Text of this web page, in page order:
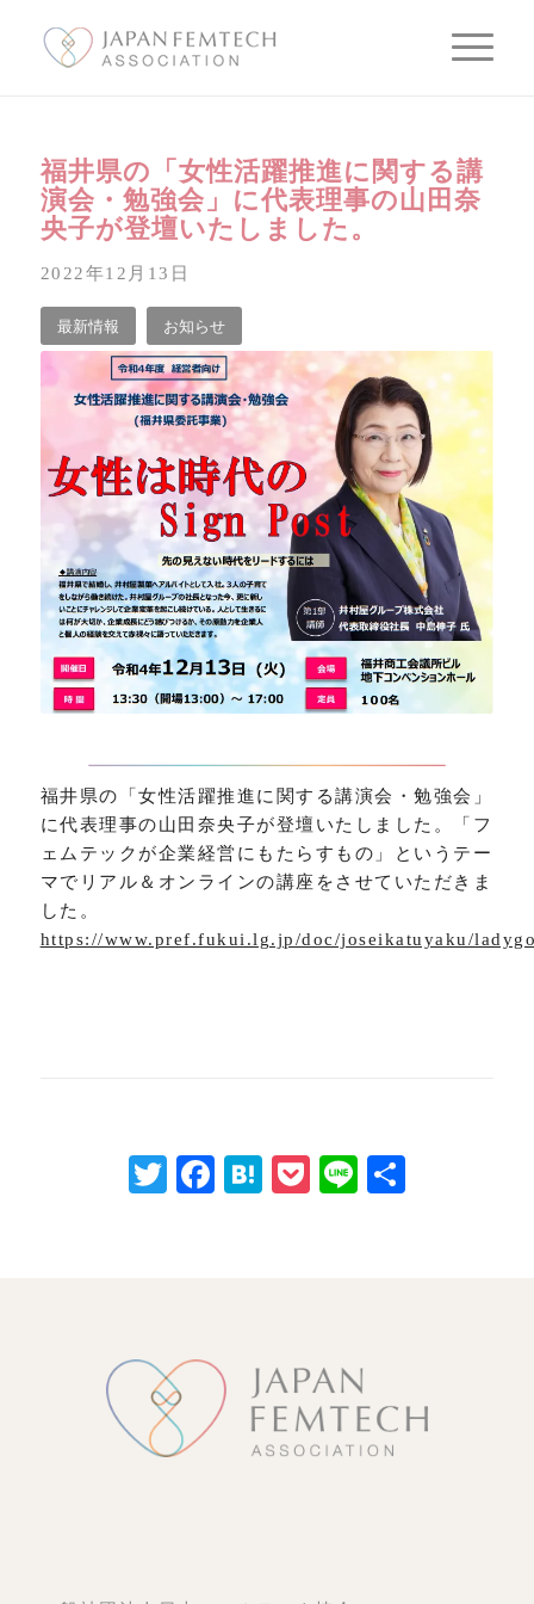
福井県の「女性活躍推進に関する講
演会・勉強会」に代表理事の山田奈
央子が登壇いたしました。
2022年12月13日
最新情報 お知らせ
福井県の「女性活躍推進に関する講演会・勉強会」
に代表理事の山田奈央子が登壇いたしました。「フ
ェムテックが企業経営にもたらすもの」というテー
マでリアル＆オンラインの講座をさせていただきま
した。
https://www.pref.fukui.lg.jp/doc/joseikatuyaku/
Twitter
Facebook
Hatena
Pocket
Line共